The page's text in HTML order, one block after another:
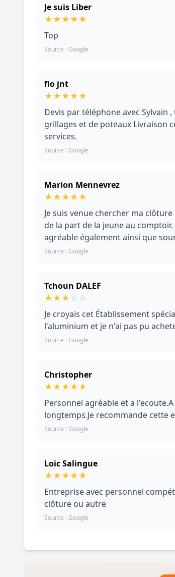
Je suis Liber
★★★★★
Top
Source : Google
flo jnt
★★★★★
Devis par téléphone avec
grillages et de poteaux Livraison
services.
Source : Google
Marion Mennevrez
★★★★★
Je suis venue chercher ma
de la part de la jeune au
agréable également ainsi que
Source : Google
Tchoun DALEF
★★★☆ ☆
Je croyais cet Établissement
l'aluminium et je n'ai pas pu
Source : Google
Christopher
★★★★★
Personnel agréable et a
longtemps.Je recommande cette
Source : Google
Loic Salingue
★★★★★
Entreprise avec personnel
clôture ou autre
Source : Google